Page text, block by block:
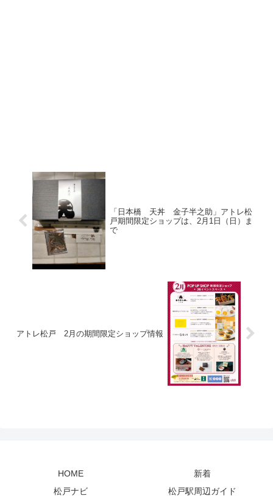
「日本橋 天丼 金子半之助」アトレ松
戸期間限定ショップは、2月1日（日）ま
で
アトレ松戸 2月の期間限定ショップ情報
HOME
新着
松戸ナビ
松戸駅周辺ガイド